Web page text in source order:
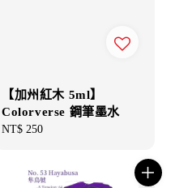
【加州紅木 5ml】
Colorverse 鋼筆墨水
Regular
NT$ 250